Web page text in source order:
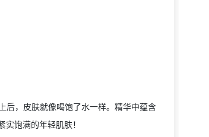
后，皮肤就像喝饱了水一样。精华中蕴含
饱满的年轻肌肤！